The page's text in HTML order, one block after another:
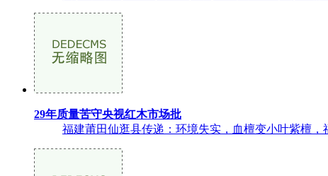
29年质量苦守央视红木市场批
福建莆田仙逛县传递：环境失实，血檀变小叶紫檀